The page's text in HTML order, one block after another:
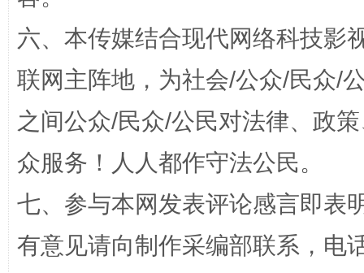
完善运行机制助力责任有效落实
六、本传媒结合现代网络科技影
联网主阵地，为社会/公众/民众/
之间公众/民众/公民对法律、政
众服务！人人都作守法公民。
七、参与本网发表评论感言即表
有意见请向制作采编部联系，电